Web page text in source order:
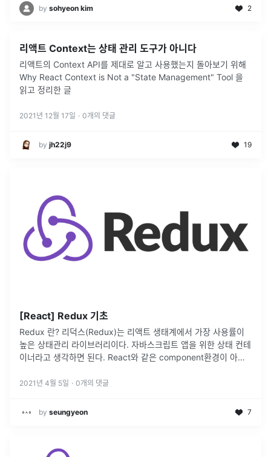
by sohyeon kim 2
리액트 Context는 상태 관리 도구가 아니다
리액트의 Context API를 제대로 알고 사용했는지 돌아보기 위해
Why React Context is Not a "State Management" Tool 을
읽고 정리한 글
2021년 12월 17일 · 0개의 댓글
by jh22j9 19
[React] Redux 기초
Redux 란? 리덕스(Redux)는 리액트 생태계에서 가장 사용률이
높은 상태관리 라이브러리이다. 자바스크립트 앱을 위한 상태 컨테
이너라고 생각하면 된다. React와 같은 component환경이 아니
다...
2021년 4월 5일 · 0개의 댓글
by seungyeon 7